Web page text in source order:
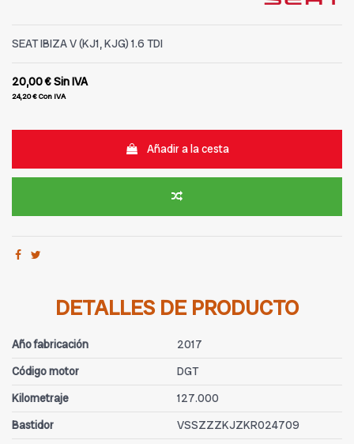
SEAT IBIZA V (KJ1, KJG) 1.6 TDI
20,00 €Sin IVA
24,20 €Con IVA
Añadir a la cesta
DETALLES DE PRODUCTO
Año fabricación
2017
Código motor
DGT
Kilometraje
127.000
Bastidor
VSSZZZKJZKR024709